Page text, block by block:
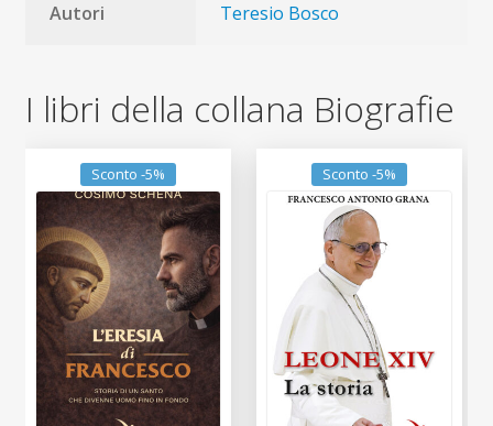
Autori Teresio Bosco
I libri della collana Biografie
Sconto -5% Sconto -5%